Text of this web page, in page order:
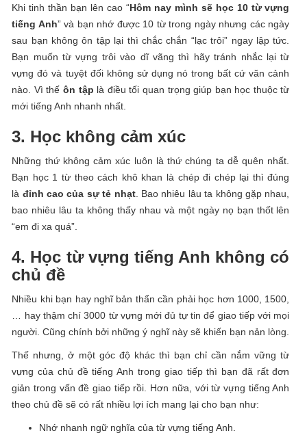
Khi tinh thần bạn lên cao “Hôm nay mình sẽ học 10 từ vựng
tiếng Anh” và bạn nhớ được 10 từ trong ngày nhưng các ngày
sau bạn không ôn tập lại thì chắc chắn “lạc trôi” ngay lập tức.
Bạn muốn từ vựng trôi vào dĩ vãng thì hãy tránh nhắc lại từ
vựng đó và tuyệt đối không sử dụng nó trong bất cứ văn cảnh
nào. Vì thế ôn tập là điều tối quan trọng giúp bạn học thuộc từ
mới tiếng Anh nhanh nhất.
3. Học không cảm xúc
Những thứ không cảm xúc luôn là thứ chúng ta dễ quên nhất.
Bạn học 1 từ theo cách khô khan là chép đi chép lại thì đúng
là đỉnh cao của sự tẻ nhạt. Bao nhiêu lâu ta không gặp nhau,
bao nhiêu lâu ta không thấy nhau và một ngày nọ bạn thốt lên
“em đi xa quá”.
4. Học từ vựng tiếng Anh không có
chủ đề
Nhiều khi bạn hay nghĩ bản thẩn cần phải học hơn 1000, 1500,
… hay thậm chí 3000 từ vựng mới đủ tự tin để giao tiếp với mọi
người. Cũng chính bởi những ý nghĩ này sẽ khiến bạn nản lòng.
Thế nhưng, ở một góc độ khác thì bạn chỉ cần nắm vững từ
vựng của chủ đề tiếng Anh trong giao tiếp thì bạn đã rất đơn
giản trong vấn đề giao tiếp rồi. Hơn nữa, với từ vựng tiếng Anh
theo chủ đề sẽ có rất nhiều lợi ích mang lại cho bạn như:
Nhớ nhanh ngữ nghĩa của từ vựng tiếng Anh.